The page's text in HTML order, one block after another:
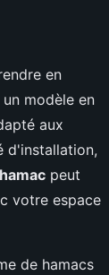
en
modèle en
aux
d'installation,
peut
votre espace
de hamacs